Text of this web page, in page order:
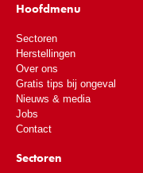
Hoofdmenu
Sectoren
Herstellingen
Over ons
Gratis tips bij ongeval
Nieuws & media
Jobs
Contact
Sectoren